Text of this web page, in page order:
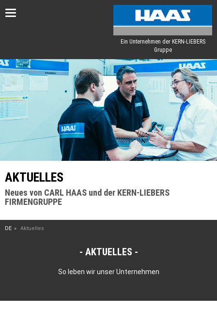
Toggle
Ein Unternehmen der KERN-LIEBERS
Gruppe
AKTUELLES
Neues von CARL HAAS und der KERN-LIEBERS
FIRMENGRUPPE
DE Aktuelles
AKTUELLES
So leben wir unser Unternehmen